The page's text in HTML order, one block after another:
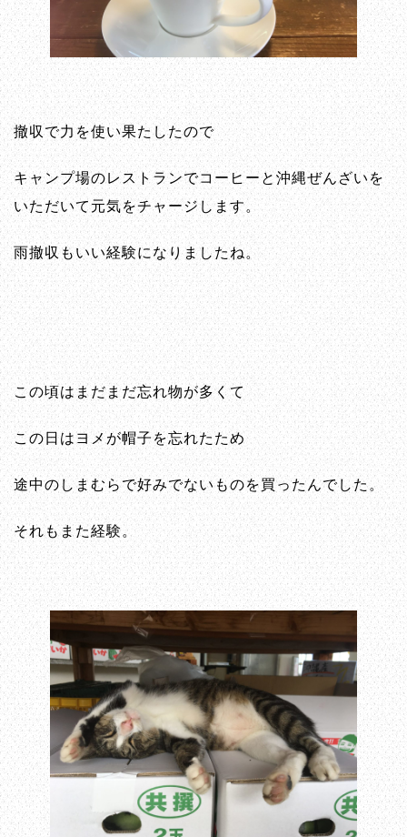
撤収で力を使い果たしたので
キャンプ場のレストランでコーヒーと沖縄ぜんざいを
いただいて元気をチャージします。
雨撤収もいい経験になりましたね。
この頃はまだまだ忘れ物が多くて
この日はヨメが帽子を忘れたため
途中のしまむらで好みでないものを買ったんでした。
それもまた経験。